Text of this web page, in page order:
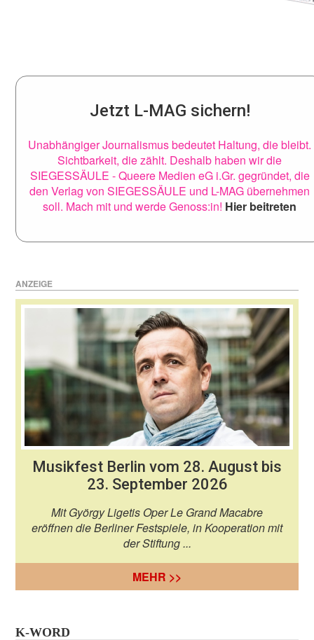
Jetzt L-MAG sichern!
Unabhängiger Journalismus bedeutet Haltung, die bleibt.
Sichtbarkeit, die zählt. Deshalb haben wir die
SIEGESSÄULE - Queere Medien eG i.Gr. gegründet, die
den Verlag von SIEGESSÄULE und L-MAG übernehmen
soll. Mach mit und werde Genoss:in! Hier beitreten
ANZEIGE
Musikfest Berlin vom 28. August bis
23. September 2026
Mit György Ligetis Oper Le Grand Macabre
eröffnen die Berliner Festspiele, in Kooperation mit
der Stiftung ...
MEHR >>
K-WORD